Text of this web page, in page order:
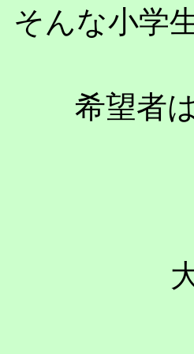
そんな小学
希望者